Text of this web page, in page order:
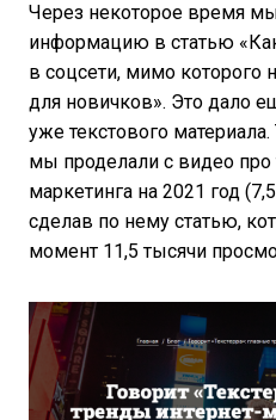
Через некоторое время
информацию в статью
в соцсети, мимо которого
для новичков». Это дало
уже текстового
мы проделали с видео про
маркетинга на 2021 год
сделав по нему статью,
момент 11,5 тысячи